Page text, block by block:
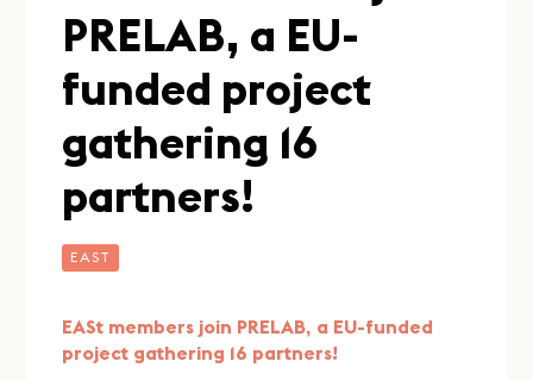
PRELAB, a EU-
funded project
gathering 16
partners!
EAST
EASt members join PRELAB, a EU-funded
project gathering 16 partners!